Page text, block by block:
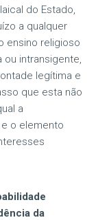
do Estado,
a qualquer
ensino religioso
ou intransigente,
legítima e
que esta não
a
o elemento
da